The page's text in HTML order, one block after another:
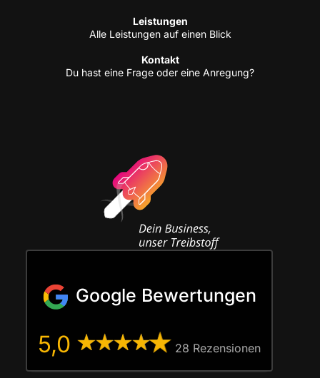
Leis­tun­gen
Alle Leis­tun­gen auf einen Blick
Kon­takt
Du hast eine Fra­ge oder eine Anregung?
Google Bewertungen
5,0 28 Rezen­sio­nen